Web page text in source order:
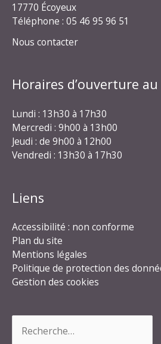
17770 Écoyeux
Téléphone : 05 46 95 96 51
Nous contacter
Horaires d’ouverture
Lundi : 13h30 à 17h30
Mercredi : 9h00 à 13h00
Jeudi : de 9h00 à 12h00
Vendredi : 13h30 à 17h30
Liens
Accessibilité : non conforme
Plan du site
Mentions légales
Politique de protection des
Gestion des cookies